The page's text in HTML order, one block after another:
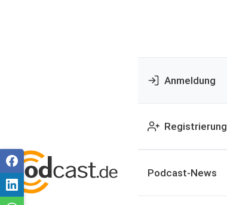
Anmeldung
Registrierung
Podcast-News